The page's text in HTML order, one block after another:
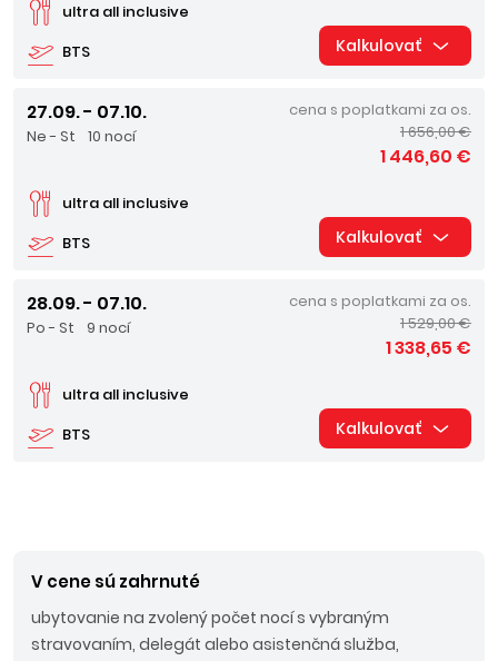
BTS
ultra all inclusive
Kalkulovať
27.09. - 07.10.
Ne - St 10 nocí
BTS
ultra all inclusive
cena s poplatkami za os.
1 656,00 €
1 446,60 €
Kalkulovať
28.09. - 07.10.
Po - St 9 nocí
BTS
ultra all inclusive
cena s poplatkami za os.
1 529,00 €
1 338,65 €
Kalkulovať
V cene sú zahrnuté
ubytovanie na zvolený počet nocí s vybraným
stravovaním, delegát alebo asistenčná služba,